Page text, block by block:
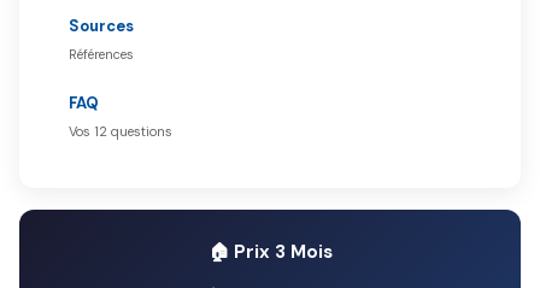
Sources
Références
FAQ
Vos 12 questions
🏠 Prix 3 Mois